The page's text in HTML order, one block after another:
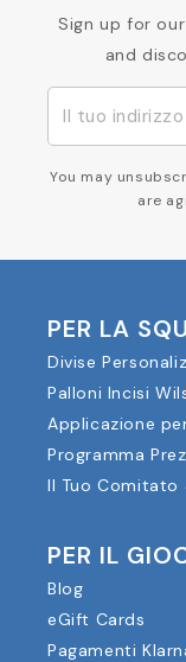
Sign up for
and
You may
are
PER LA
Divise
Palloni Incisi
Applicazione
Programma
Il Tuo Comitato
PER IL
Blog
eGift Cards
Pagamenti